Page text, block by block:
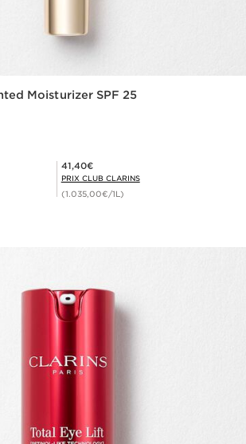
Moisturizer SPF 25
Prix Club Clarins 41,40€
41,40€
PRIX CLUB CLARINS
(1.035,00€/1L)